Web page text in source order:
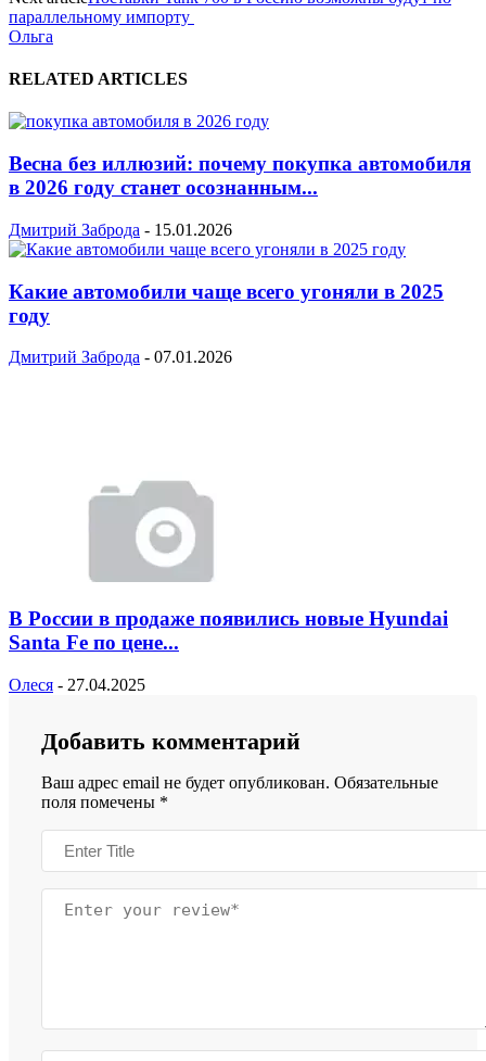
параллельному импорту
Ольга
RELATED ARTICLES
Весна без иллюзий: почему покупка автомобиля
в 2026 году станет осознанным...
Дмитрий Заброда - 15.01.2026
Какие автомобили чаще всего угоняли в 2025
году
Дмитрий Заброда - 07.01.2026
В России в продаже появились новые Hyundai
Santa Fe по цене...
Олеся - 27.04.2025
Добавить комментарий
Ваш адрес email не будет опубликован. Обязательные
поля помечены *